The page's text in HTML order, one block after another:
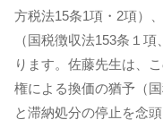
方税法15条1項・2項）
（国税徴収法153条１
ります。佐藤先生は、
権による換価の猶予（
と滞納処分の停止を念